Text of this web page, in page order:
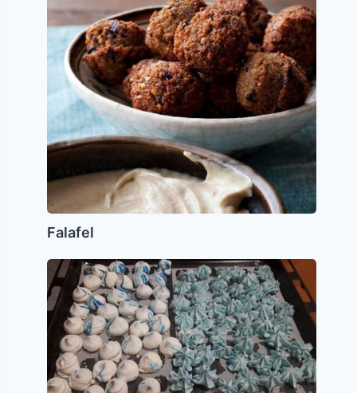
Falafel
Merenguitos
para
Yom
Haatzmaut